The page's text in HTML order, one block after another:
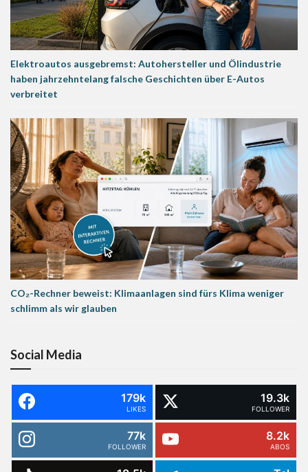
Elektroautos ausgebremst: Autohersteller und Ölindustrie
haben jahrzehntelang falsche Geschichten über E-Autos
verbreitet
CO₂-Rechner beweist: Klimaanlagen sind fürs Klima weniger
schlimm als wir glauben
Social Media
179k
LIKES
19.3k
FOLLOWER
77k
FOLLOWER
8.2k
ABOS